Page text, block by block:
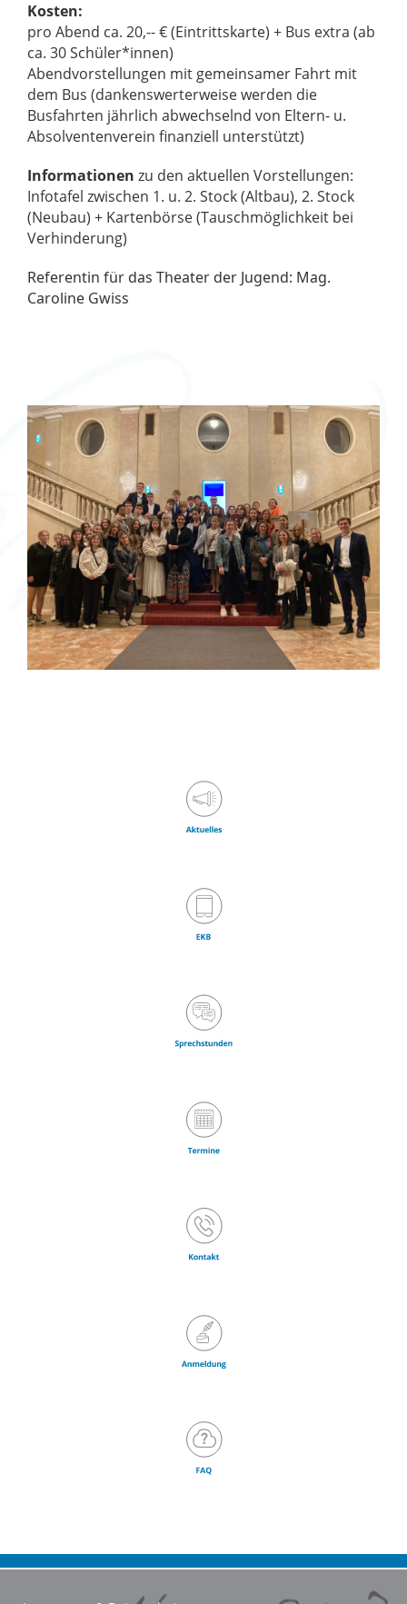
Kosten:
pro Abend ca. 20,-- € (Eintrittskarte) + Bus extra (ab
ca. 30 Schüler*innen)
Abendvorstellungen mit gemeinsamer Fahrt mit
dem Bus (dankenswerterweise werden die
Busfahrten jährlich abwechselnd von Eltern- u.
Absolventenverein finanziell unterstützt)
Informationen zu den aktuellen Vorstellungen:
Infotafel zwischen 1. u. 2. Stock (Altbau), 2. Stock
(Neubau) + Kartenbörse (Tauschmöglichkeit bei
Verhinderung)
Referentin für das Theater der Jugend: Mag.
Caroline Gwiss